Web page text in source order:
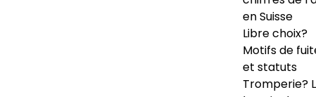
en Suisse
Libre choix?
Motifs de
et statuts
Tromperie?